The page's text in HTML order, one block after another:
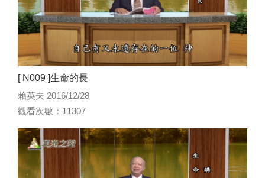
[ N009 ]生命的長
賴英夫 2016/12/28
觀看次數：11307